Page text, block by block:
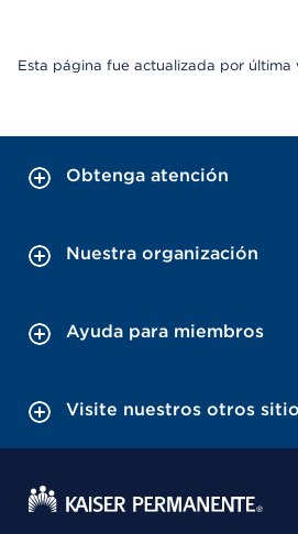
Esta página fue actualizada por
Obtenga atención
Nuestra organización
Ayuda para miembros
Visite nuestros otros